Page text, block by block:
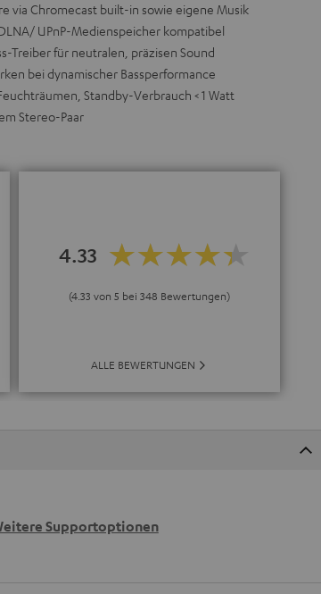
via Chromecast built-in sowie eigene Musik
UPnP-Medienspeicher kompatibel
Treiber für neutralen, präzisen Sound
bei dynamischer Bassperformance
Standby-Verbrauch < 1 Watt
Stereo-Paar
4.33
(4.33 von 5 bei 348 Bewertungen)
ALLE BEWERTUNGEN
Supportoptionen